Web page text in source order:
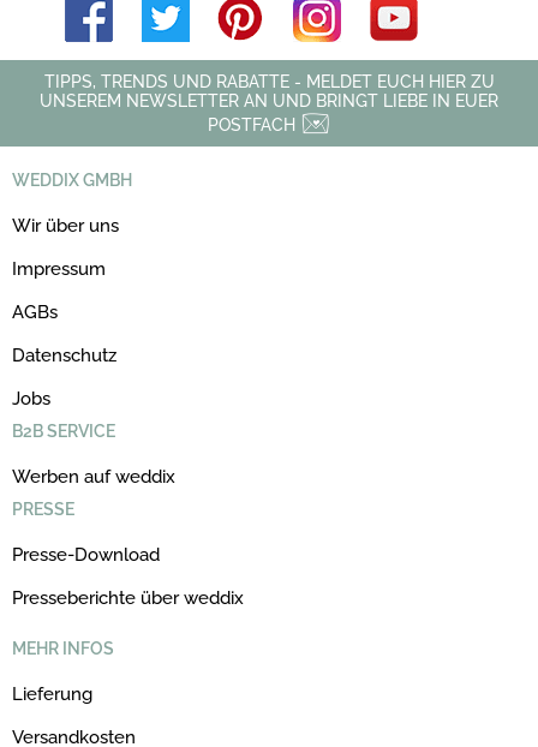
TIPPS, TRENDS UND RABATTE - MELDET EUCH HIER ZU
UNSEREM NEWSLETTER AN UND BRINGT LIEBE IN EUER
POSTFACH
WEDDIX GMBH
Wir über uns
Impressum
AGBs
Datenschutz
Jobs
B2B SERVICE
Werben auf weddix
PRESSE
Presse-Download
Presseberichte über weddix
MEHR INFOS
Lieferung
Versandkosten